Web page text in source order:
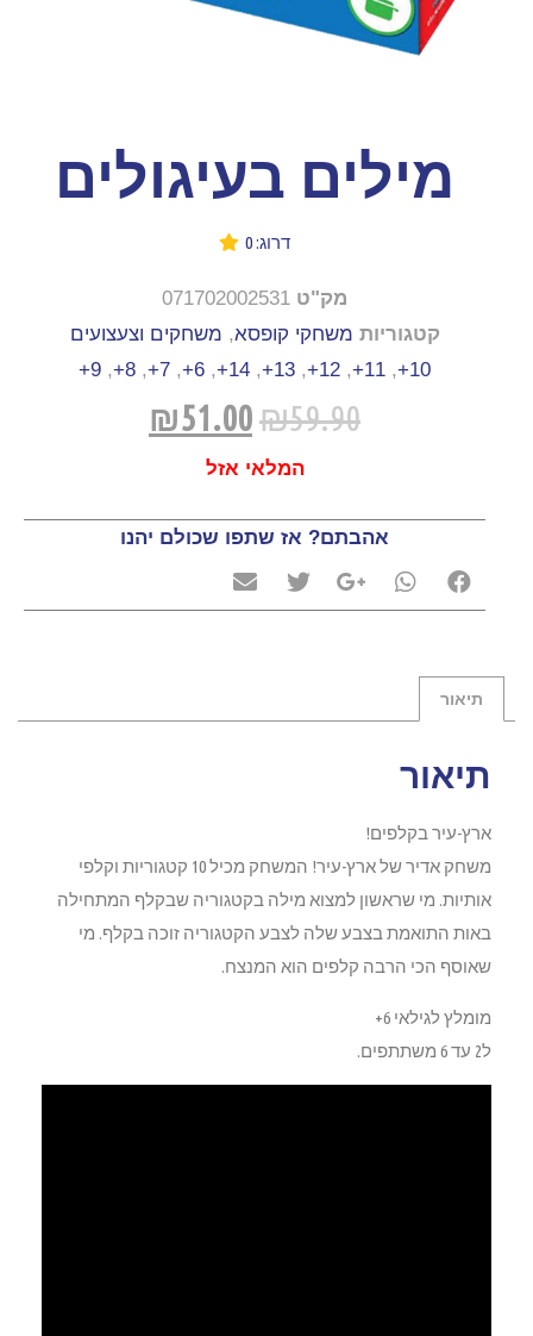
מילים בעיגולים
דרוג: 0
מק"ט 071702002531
קטגוריות משחקי קופסא, משחקים וצעצועים
10+
,
11+
,
12+
,
13+
,
14+
,
6+
,
7+
,
8+
,
9+
₪59.90
₪51.00
המלאי אזל
אהבתם? אז שתפו שכולם יהנו
תיאור
תיאור
ארץ-עיר בקלפים!
משחק אדיר של ארץ-עיר! המשחק מכיל 10 קטגוריות וקלפי
אותיות. מי שראשון למצוא מילה בקטגוריה שבקלף המתחילה
באות התואמת בצבע שלה לצבע הקטגוריה זוכה בקלף. מי
שאוסף הכי הרבה קלפים הוא המנצח.
מומלץ לגילאי 6+
ל2 עד 6 משתתפים.